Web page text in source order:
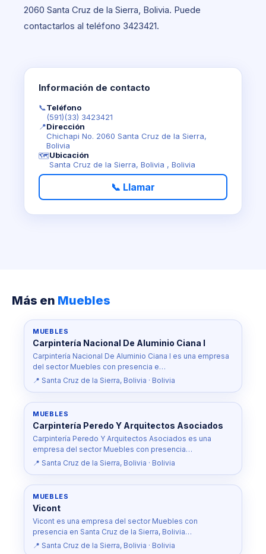
2060 Santa Cruz de la Sierra, Bolivia. Puede
contactarlos al teléfono 3423421.
Información de contacto
📞Teléfono
(591)(33) 3423421
📍Dirección
Chichapi No. 2060 Santa Cruz de la Sierra,
Bolivia
🗺️Ubicación
Santa Cruz de la Sierra, Bolivia , Bolivia
📞 Llamar
Más en Muebles
MUEBLES
Carpintería Nacional De Aluminio Ciana I
Carpintería Nacional De Aluminio Ciana I es una empresa
del sector Muebles con presencia e…
📍 Santa Cruz de la Sierra, Bolivia · Bolivia
MUEBLES
Carpintería Peredo Y Arquitectos Asociados
Carpintería Peredo Y Arquitectos Asociados es una
empresa del sector Muebles con presencia…
📍 Santa Cruz de la Sierra, Bolivia · Bolivia
MUEBLES
Vicont
Vicont es una empresa del sector Muebles con
presencia en Santa Cruz de la Sierra, Bolivia…
📍 Santa Cruz de la Sierra, Bolivia · Bolivia